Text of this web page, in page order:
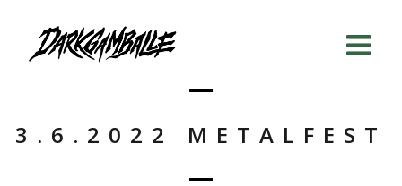
3.6.2022 METALFEST